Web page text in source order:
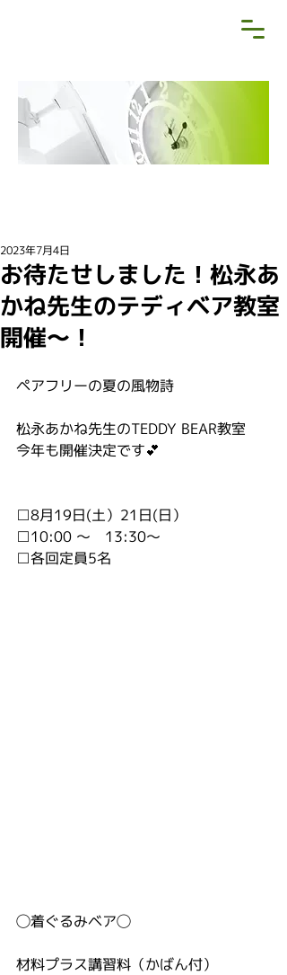
お待たせしました！松永あ
かね先生のテディベア教室
開催〜！
2023年7月4日
ペアフリーの夏の風物詩
松永あかね先生のTEDDY BEAR教室
今年も開催決定です💕
□8月19日(土）21日(日）
□10:00 〜　13:30〜
□各回定員5名
◯着ぐるみベア◯
材料プラス講習料（かばん付）